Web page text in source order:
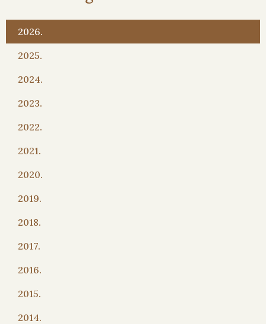
2026.
2025.
2024.
2023.
2022.
2021.
2020.
2019.
2018.
2017.
2016.
2015.
2014.